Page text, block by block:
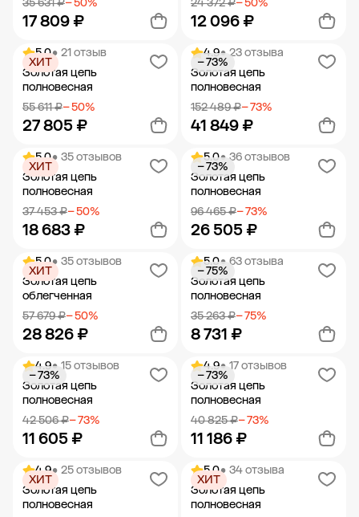
35 631 ₽− 50%
17 809 ₽
Добавить в корзину
24 372 ₽− 50%
12 096 ₽
Добавить в корзину
5.0• 21 отзыв
Золотая цепь
полновесная
55 611 ₽− 50%
27 805 ₽
ХИТ
Добавить в корзину
4.9• 23 отзыва
Золотая цепь
полновесная
152 489 ₽− 73%
41 849 ₽
− 73%
Добавить в корзину
5.0• 35 отзывов
Золотая цепь
полновесная
37 453 ₽− 50%
18 683 ₽
ХИТ
Добавить в корзину
5.0• 36 отзывов
Золотая цепь
полновесная
96 465 ₽− 73%
26 505 ₽
− 73%
Добавить в корзину
5.0• 35 отзывов
Золотая цепь
облегченная
57 679 ₽− 50%
28 826 ₽
ХИТ
Добавить в корзину
5.0• 63 отзыва
Золотая цепь
полновесная
35 263 ₽− 75%
8 731 ₽
− 75%
Добавить в корзину
4.9• 15 отзывов
Золотая цепь
полновесная
42 506 ₽− 73%
11 605 ₽
− 73%
Добавить в корзину
4.9• 17 отзывов
Золотая цепь
полновесная
40 825 ₽− 73%
11 186 ₽
− 73%
Добавить в корзину
4.9• 25 отзывов
Золотая цепь
полновесная
ХИТ
5.0• 34 отзыва
Золотая цепь
полновесная
ХИТ